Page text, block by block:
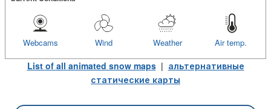
Air temp.
Weather
Wind
Webcams
List of all animated snow maps| альтернативные
статические карты